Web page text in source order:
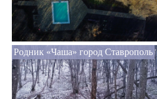
Родник «Чаша» город Ставрополь